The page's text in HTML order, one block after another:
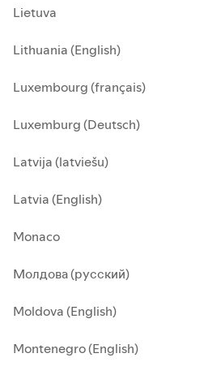
Lietuva
Lithuania (English)
Luxembourg (français)
Luxemburg (Deutsch)
Latvija (latviešu)
Latvia (English)
Monaco
Молдова (русский)
Moldova (English)
Montenegro (English)